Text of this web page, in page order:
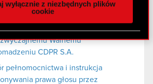
udostępniamy partnerom
połączyć te informacje z innymi
od Ciebie lub uzyskanymi
z ich usług. Kontynuując
naszej witryny, zgadasz się na
cookie.
wyłącznie z niezbędnych plików
cookie
zmiany w Statucie
Walnemu
CDPR S.A.
pełnomocnictwa i instrukcja
prawa głosu przez